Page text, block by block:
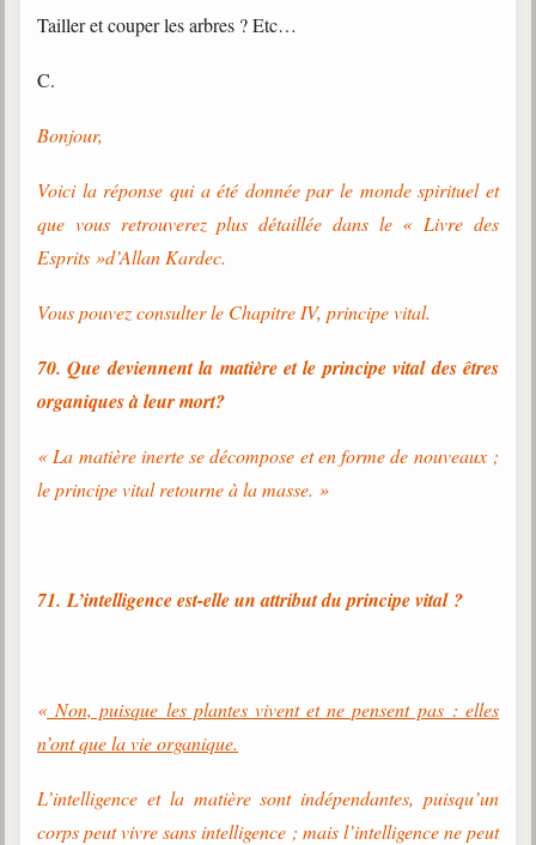
Tailler et couper les arbres ? Etc…
C.
Bonjour,
Voici la réponse qui a été donnée par le monde spirituel et
que vous retrouverez plus détaillée dans le « Livre des
Esprits »d’Allan Kardec.
Vous pouvez consulter le Chapitre IV, principe vital.
70. Que deviennent la matière et le principe vital des êtres
organiques à leur mort?
« La matière inerte se décompose et en forme de nouveaux ;
le principe vital retourne à la masse. »
71. L’intelligence est-elle un attribut du principe vital ?
«Non, puisque les plantes vivent et ne pensent pas : elles
n’ont que la vie organique.
L’intelligence et la matière sont indépendantes, puisqu’un
corps peut vivre sans intelligence ; mais l’intelligence ne peut